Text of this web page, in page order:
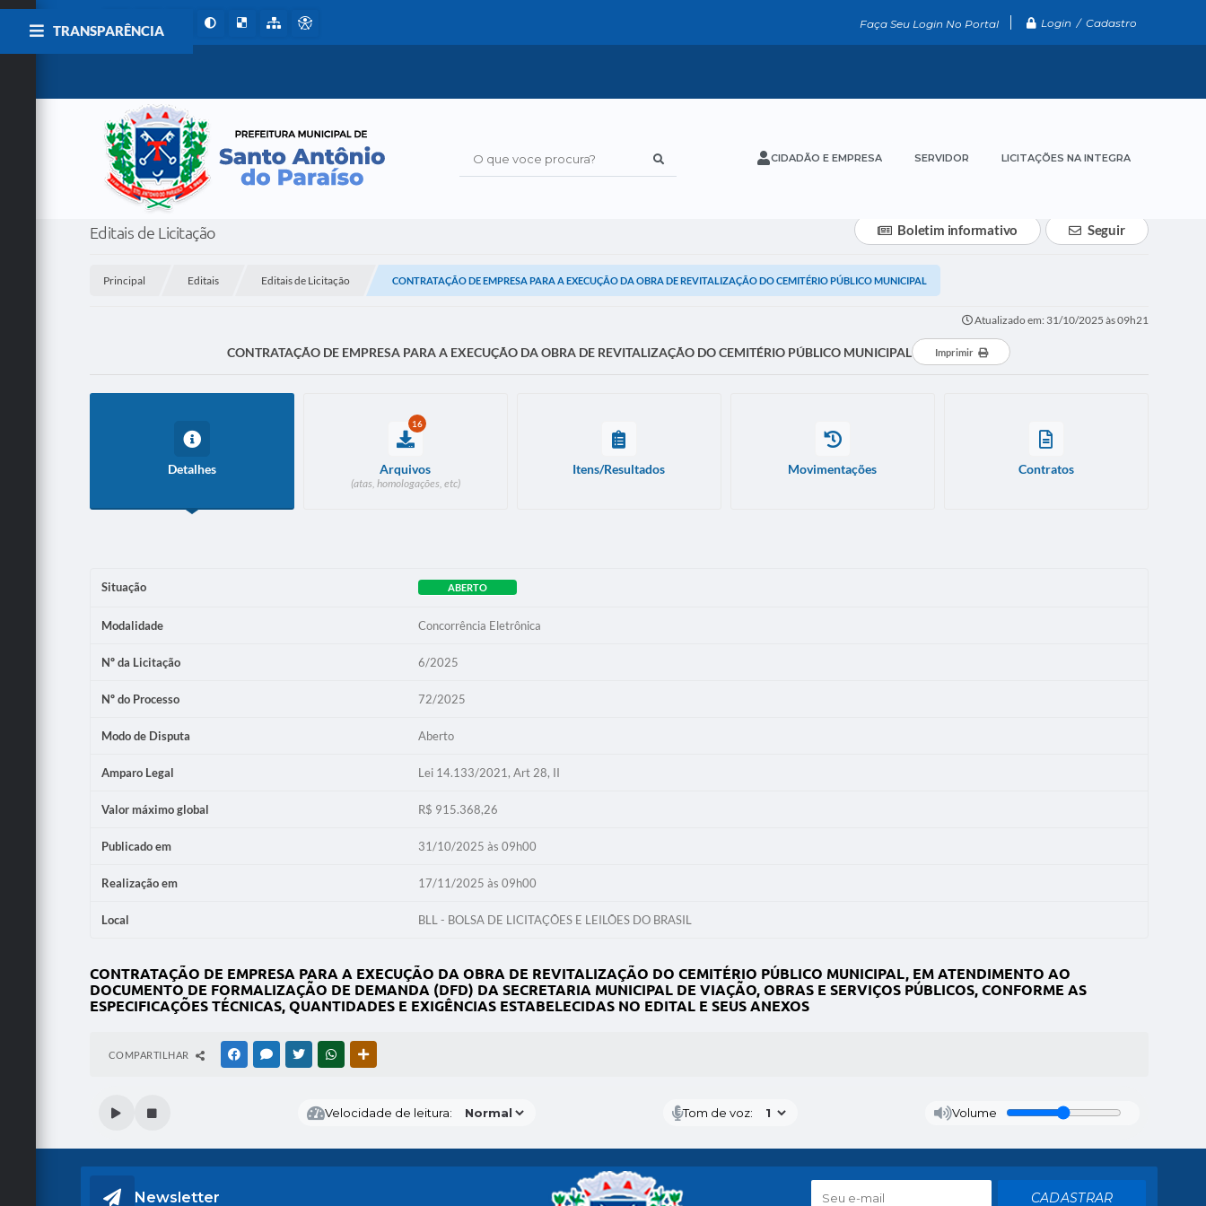
Faça Seu Login No Portal Login / Cadastro
O que voce procura? CIDADÃO E EMPRESA SERVIDOR LICITAÇÕES NA INTEGRA
TRANSPARÊNCIA
Editais de Licitação Seguir
Boletim informativo
Principal Editais Editais de Licitação CONTRATAÇÃO DE EMPRESA PARA A EXECUÇÃO DA OBRA DE REVITALIZAÇÃO DO CEMITÉRIO PÚBLICO MUNICIPAL
Atualizado em: 31/10/2025 às 09h21
CONTRATAÇÃO DE EMPRESA PARA A EXECUÇÃO DA OBRA DE REVITALIZAÇÃO DO CEMITÉRIO PÚBLICO MUNICIPAL Imprimir
Detalhes
16
Arquivos
(atas, homologações, etc)
Itens/Resultados Movimentações Contratos
Situação ABERTO
Modalidade Concorrência Eletrônica
Nº da Licitação 6/2025
Nº do Processo 72/2025
Modo de Disputa Aberto
Amparo Legal Lei 14.133/2021, Art 28, II
Valor máximo global R$ 915.368,26
Publicado em 31/10/2025 às 09h00
Realização em 17/11/2025 às 09h00
Local BLL - BOLSA DE LICITAÇÕES E LEILÕES DO BRASIL
CONTRATAÇÃO DE EMPRESA PARA A EXECUÇÃO DA OBRA DE REVITALIZAÇÃO DO CEMITÉRIO PÚBLICO MUNICIPAL, EM ATENDIMENTO AO
DOCUMENTO DE FORMALIZAÇÃO DE DEMANDA (DFD) DA SECRETARIA MUNICIPAL DE VIAÇÃO, OBRAS E SERVIÇOS PÚBLICOS, CONFORME AS
ESPECIFICAÇÕES TÉCNICAS, QUANTIDADES E EXIGÊNCIAS ESTABELECIDAS NO EDITAL E SEUS ANEXOS
COMPARTILHAR FACEBOOKMESSENGER
TWITTERWHATSAPP
Velocidade de leitura: Tom de voz: Volume
Newsletter CADASTRAR